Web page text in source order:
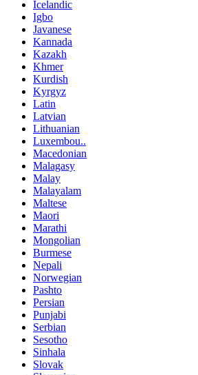
Icelandic
Igbo
Javanese
Kannada
Kazakh
Khmer
Kurdish
Kyrgyz
Latin
Latvian
Lithuanian
Luxembou..
Macedonian
Malagasy
Malay
Malayalam
Maltese
Maori
Marathi
Mongolian
Burmese
Nepali
Norwegian
Pashto
Persian
Punjabi
Serbian
Sesotho
Sinhala
Slovak